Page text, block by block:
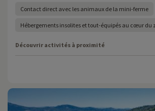
Contact direct avec les animaux de la mini-ferme
Hébergements insolites et tout-équipés au cœur du
Découvrir activités à proximité